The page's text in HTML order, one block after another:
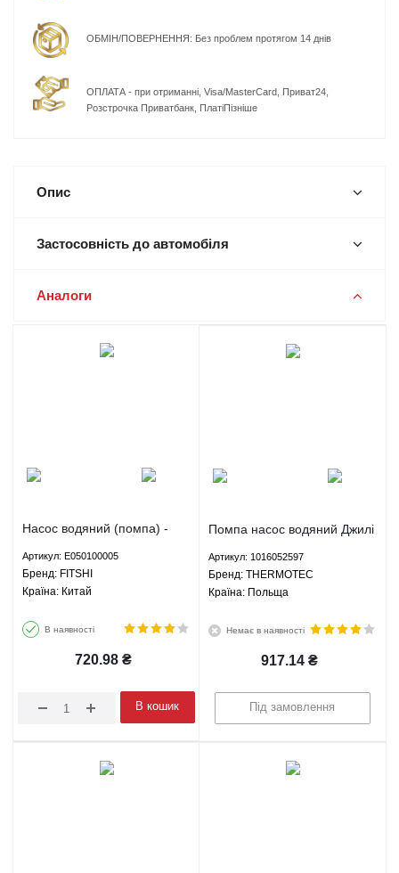
ОБМІН/ПОВЕРНЕННЯ: Без проблем протягом 14 днів
ОПЛАТА - при отриманні, Visa/MasterCard, Приват24,
Розстрочка Приватбанк, ПлатіПізніше
Опис
Застосовність до автомобіля
Аналоги
Насос водяний (помпа) -
Артикул: E050100005
Брeнд: FITSHI
Країна: Китай
В наявності
720.98 ₴
В кошик
Помпа насос водяний Джилі
Крос Ліфан 320 520 620 -
1016052597 THERMOTEC
Артикул: 1016052597
Брeнд: THERMOTEC
Країна: Польща
Немає в наявності
917.14 ₴
Під замовлення